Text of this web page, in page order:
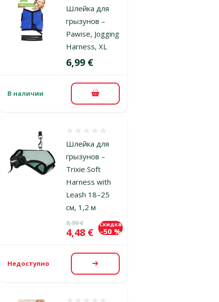
Шлейка для
грызунов –
Pawise, Jogging
Harness, XL
Цена
6,99 €
В наличии В корзину
Шлейка для
грызунов –
Trixie Soft
Harness with
Leash 18–25
см, 1,2 м
Исходная цена
8,99 €
Цена
4,48 €
Скидка
-50 %
Недоступно Посмотреть